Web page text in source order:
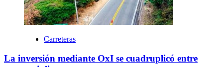
Carreteras
La inversión mediante OxI se cuadruplicó entre